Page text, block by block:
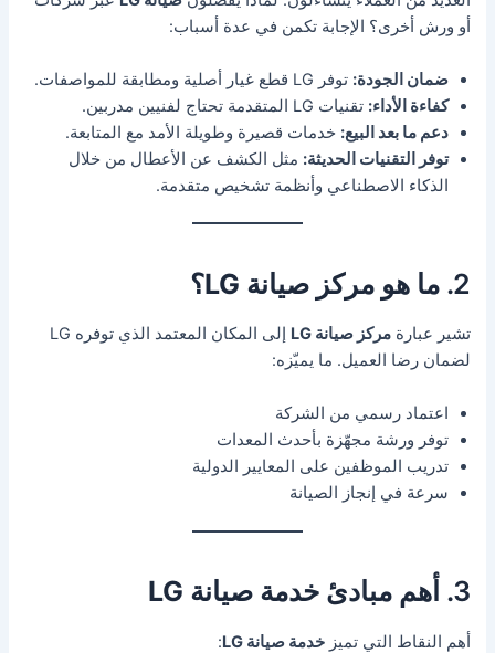
أو ورش أخرى؟ الإجابة تكمن في عدة أسباب:
ضمان الجودة: توفر LG قطع غيار أصلية ومطابقة للمواصفات.
كفاءة الأداء: تقنيات LG المتقدمة تحتاج لفنيين مدربين.
دعم ما بعد البيع: خدمات قصيرة وطويلة الأمد مع المتابعة.
توفر التقنيات الحديثة: مثل الكشف عن الأعطال من خلال
الذكاء الاصطناعي وأنظمة تشخيص متقدمة.
2. ما هو مركز صيانة LG ؟
تشير عبارةمركز صيانة LG
إلى المكان المعتمد الذي توفره LG
لضمان رضا العميل. ما يميّزه:
اعتماد رسمي من الشركة
توفر ورشة مجهّزة بأحدث المعدات
تدريب الموظفين على المعايير الدولية
سرعة في إنجاز الصيانة
3. أهم مبادئ خدمة صيانة LG
أهم النقاط التي تميزخدمة صيانة LG :